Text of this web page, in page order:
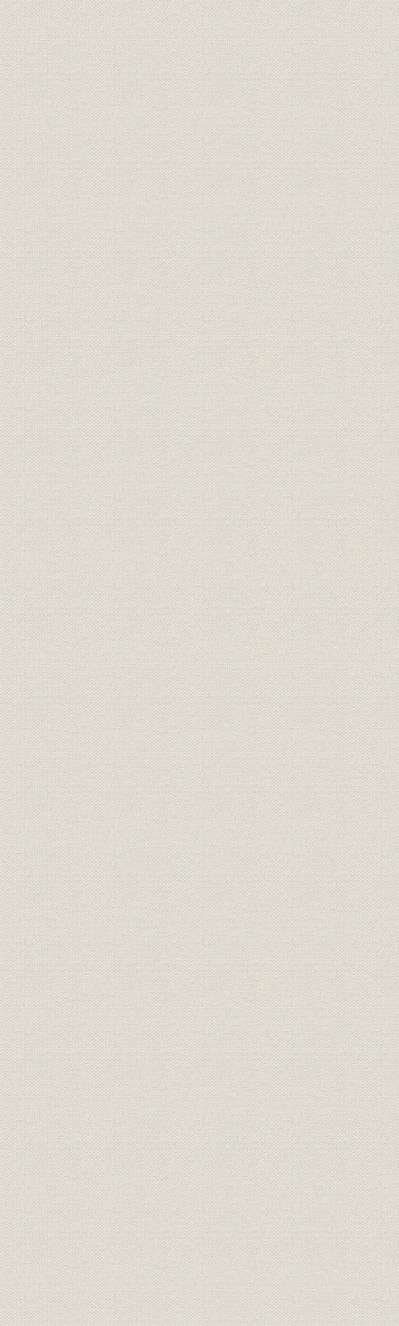
第2節 グローバル展開深化のための長期投資
第3節 世界金融危機への対応
将来に向けて
製品事業編
第1章 航空機器事業
序節 事業の草創と戦後の事業展開―デュラルミン製プロペラの生
大戦、戦後の航空機器事業再開―
第1節 航空機器事業の確立―事業の基礎を構築― 〔1961年~1970
第2節 航空機器の製品範囲の拡大―次代を見据えた製品開発― 〔
第3節 部品製造からシステム製品へ―エレクトロニクス技術でシ
〔1981年~1990年〕
第4節 世界を見据えた事業展開―世界を視野に、独自のシステム
年~2000年〕
第5節 システム・インテグレータへの道―蓄積した技術をさらに磨
られる航空機器を供給― 〔2001年~2010年〕
第6節 将来に向けた航空宇宙事業の展望
第6節 将来に向けた航空宇宙事業の展望
序節 住友金属工業時代のアルミニウム熱交換器〔1954年~1960年〕
第1節 創立~10年〔1961年~1970年〕
第2節 創立11年~20年〔1971年~1980年〕
第3節 創立21年~30年〔1981年~1990年〕
第4節 創立31年~40年〔1991年~2000年〕
第5節 創立41年~50年〔2001年~2010年〕
第3章 油圧機器事業
第1節 第3の柱として成長〔1961年~1970年〕
第2節 主力機器QTポンプの登場と油排出監視制御装置の販売〔
第3節 QTポンプを核に装置メーカーへステップ〔1981年~1990年〕
第4節 システムメーカーを目指して〔1991年~2000年〕
第5節 事業方針の見直しと高収益化〔2001年~2010年〕
第6節 油圧機器事業部門の将来展望
第4章 環境システム事業
第1節 オゾナイザの技術導入と事業化―オゾナイザ開発とし尿処
年~1980年〕
第2節 オゾナイザ市場の発掘と展開―平板型オゾナイザの特長活か
― 〔1981年~1990年〕
第3節 大型オゾナイザ開発とシステム化への取組み―オゾン発生装
装置へと進む― 〔1991年~2000年〕
第4節 既存分野での事業拡大と新分野への展開―パルプ漂白分野へ
進出― 〔2001年~2010年〕
第5章 マイクロテクノロジー・プロセス装置事業
第1節 クライオポンプの事業化とマイクロテクノロジーへの参入